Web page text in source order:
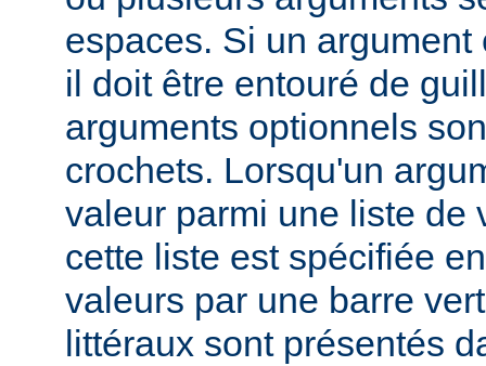
espaces. Si un
il doit être entouré de
arguments optionnels
crochets. Lorsqu'un
valeur parmi une liste de
cette liste est spécifiée
valeurs par une barre
littéraux sont présentés